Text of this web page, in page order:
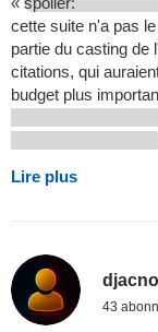
cette suite n'a pas
partie du casting de
citations, qui
budget plus
Lire plus
43